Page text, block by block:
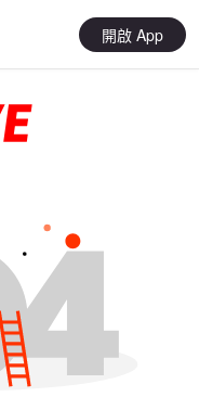
開啟 App